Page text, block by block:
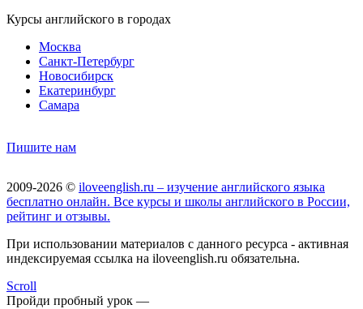
Курсы английского в городах
Москва
Санкт-Петербург
Новосибирск
Екатеринбург
Самара
Пишите нам
2009-2026 © iloveenglish.ru – изучение английского языка
бесплатно онлайн. Все курсы и школы английского в России,
рейтинг и отзывы.
При использовании материалов с данного ресурса - активная
индексируемая ссылка на iloveenglish.ru обязательна.
Scroll
Пройди пробный урок —